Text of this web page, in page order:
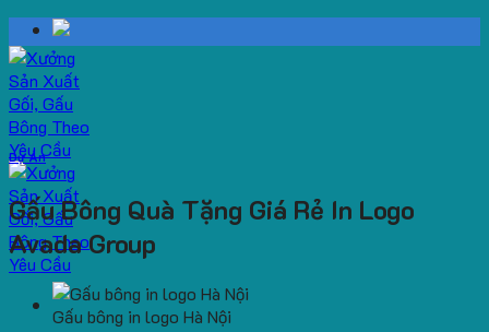
Skip
to
content
Dự Án
Gấu Bông Quà Tặng Giá Rẻ In Logo
Avada Group
Gấu bông in logo Hà Nội